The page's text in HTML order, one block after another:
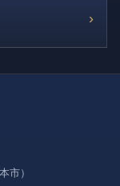
›
市）